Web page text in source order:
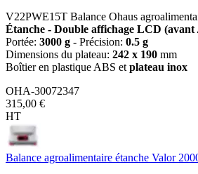
V22PWE15T Balance Ohaus
Étanche - Double affichage LCD
Portée: 3000 g - Précision: 0.5 g
Dimensions du plateau: 242 x 190 mm
Boîtier en plastique ABS et plateau inox
OHA-30072347
315,00 €
HT
Balance agroalimentaire étanche Valor